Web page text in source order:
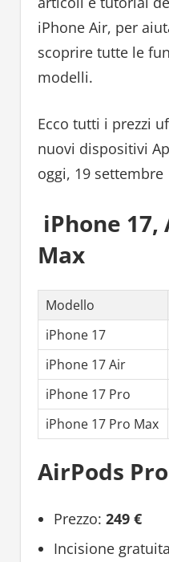
iPhone Air, per
scoprire tutte le
modelli.
Ecco tutti i prezzi
nuovi dispositivi
oggi, 19 settembre
iPhone 17,
Max
Modello
iPhone 17
iPhone 17 Air
iPhone 17 Pro
iPhone 17 Pro Max
AirPods
Prezzo: 249 €
Incisione